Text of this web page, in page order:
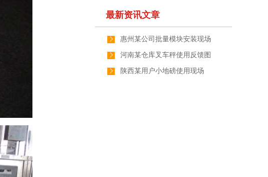
最新资讯文章
惠州某公司批量模块安装现场
河南某仓库叉车秤使用反馈图
陕西某用户小地磅使用现场